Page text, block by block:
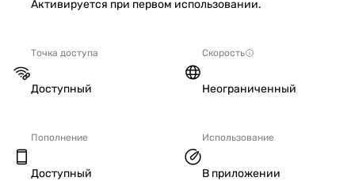
Активируется при первом использовании.
Точка доступа
Доступный
Скорость
Неограниченный
Пополнение
Доступный
Использование
В приложении